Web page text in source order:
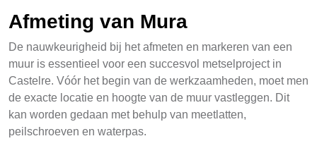
Afmeting van Mura
De nauwkeurigheid bij het afmeten en markeren van een
muur is essentieel voor een succesvol metselproject in
Castelre. Vóór het begin van de werkzaamheden, moet men
de exacte locatie en hoogte van de muur vastleggen. Dit
kan worden gedaan met behulp van meetlatten,
peilschroeven en waterpas.